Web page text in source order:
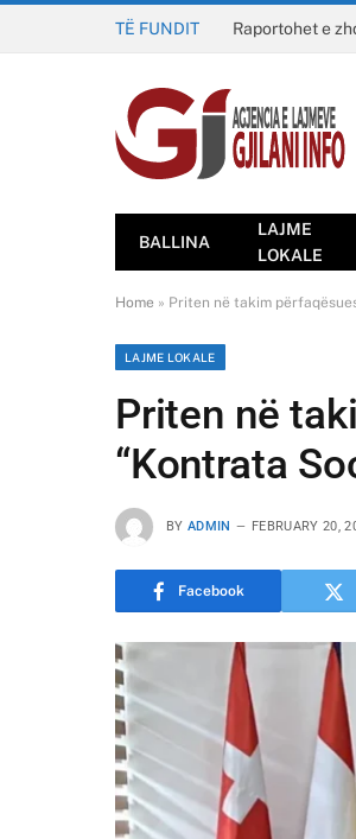
TË FUNDIT Raportohet e
BALLINA
LAJME
LOKALE
Home » Priten në takim
LAJME LOKALE
Priten në
“Kontrata
BY ADMIN FEBRUARY 20,
Facebook